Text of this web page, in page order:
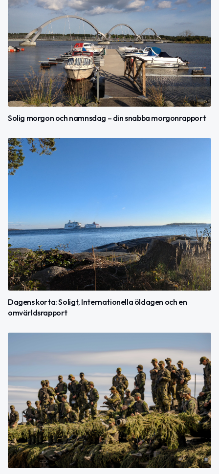
Solig morgon och namnsdag – din snabba morgonrapport
Dagens korta: Soligt, Internationella öldagen och en
omvärldsrapport